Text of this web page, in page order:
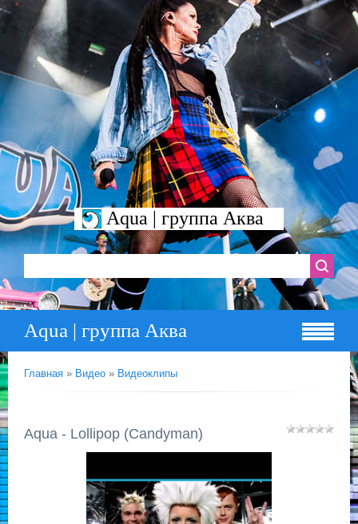
Aqua | группа Аква
Aqua | группа Аква
Главная » Видео » Видеоклипы
Aqua - Lollipop (Candyman)